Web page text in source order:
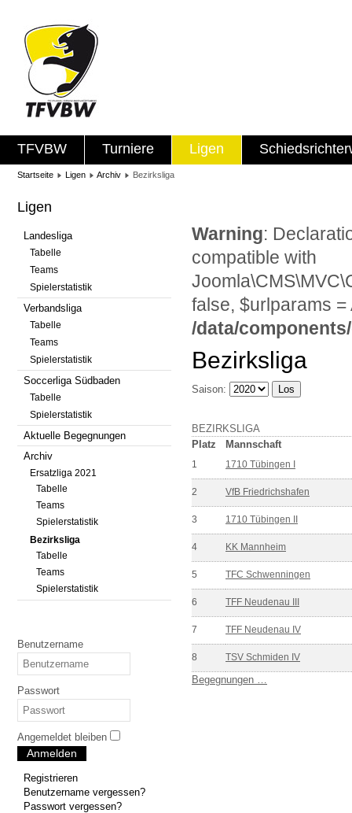
TFVBW Turniere Ligen
Startseite Ligen Archiv Bezirksliga
Ligen
Landesliga
Tabelle
Teams
Spielerstatistik
Verbandsliga
Tabelle
Teams
Spielerstatistik
Soccerliga Südbaden
Tabelle
Spielerstatistik
Aktuelle Begegnungen
Archiv
Ersatzliga 2021
Tabelle
Teams
Spielerstatistik
Bezirksliga
Tabelle
Teams
Spielerstatistik
Benutzername
Passwort
Angemeldet bleiben
Anmelden
Registrieren
Benutzername vergessen?
Passwort vergessen?
Warning:
compatible with
false, $urlparams =
/data/
Bezirksliga
Saison:
BEZIRKSLIGA
Platz
Mannschaft
1 1710 Tübingen I
2 VfB Friedrichshafen
3 1710 Tübingen II
4 KK Mannheim
5 TFC Schwenningen
6 TFF Neudenau III
7 TFF Neudenau IV
8 TSV Schmiden IV
Begegnungen …